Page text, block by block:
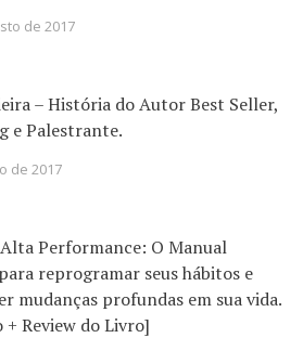
de 2017
– História do Autor Best Seller,
e Palestrante.
de 2017
Performance: O Manual
reprogramar seus hábitos e
mudanças profundas em sua vida.
+ Review do Livro]